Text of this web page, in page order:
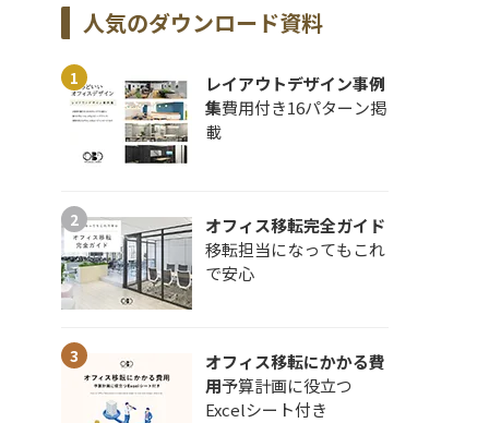
人気のダウンロード資料
レイアウトデザイン事例
集費用付き16パターン掲
載
オフィス移転完全ガイド
移転担当になってもこれ
で安心
オフィス移転にかかる費
用予算計画に役立つ
Excelシート付き